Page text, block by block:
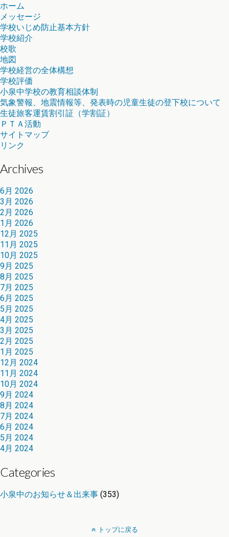
ホーム
メッセージ
学校いじめ防止基本方針
学校紹介
校歌
地図
学校経営の全体構想
学校評価
小泉中学校の教育相談体制
気象警報、地震情報等、発表時の児童生徒の登下校について
生徒旅客運賃割引証（学割証）
ＰＴＡ活動
サイトマップ
リンク
Archives
6月 2026
3月 2026
2月 2026
1月 2026
12月 2025
11月 2025
10月 2025
9月 2025
8月 2025
7月 2025
6月 2025
5月 2025
4月 2025
3月 2025
2月 2025
1月 2025
12月 2024
11月 2024
10月 2024
9月 2024
8月 2024
7月 2024
6月 2024
5月 2024
4月 2024
Categories
小泉中のお知らせ＆出来事 (353)
トップに戻る